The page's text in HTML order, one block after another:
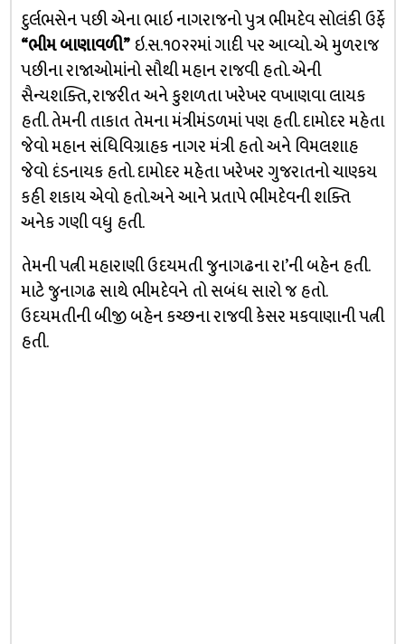
દુર્લભસેન પછી એના ભાઇ નાગરાજનો પુત્ર ભીમદેવ સોલંકી ઉર્ફે
“ભીમ બાણાવળી”ઇ.સ.૧૦૨૨માં ગાદી પર આવ્યો. એ મુળરાજ
પછીના રાજાઓમાંનો સૌથી મહાન રાજવી હતો. એની
સૈન્યશક્તિ, રાજરીત અને કુશળતા ખરેખર વખાણવા લાયક
હતી. તેમની તાકાત તેમના મંત્રીમંડળમાં પણ હતી. દામોદર મહેતા
જેવો મહાન સંધિવિગ્રાહક નાગર મંત્રી હતો અને વિમલશાહ
જેવો દંડનાયક હતો. દામોદર મહેતા ખરેખર ગુજરાતનો ચાણ્કય
કહી શકાય એવો હતો.અને આને પ્રતાપે ભીમદેવની શક્તિ
અનેક ગણી વધુ હતી.
તેમની પત્ની મહારાણી ઉદયમતી જુનાગઢના રા’ની બહેન હતી.
માટે જુનાગઢ સાથે ભીમદેવને તો સબંધ સારો જ હતો.
ઉદયમતીની બીજી બહેન કચ્છના રાજવી કેસર મકવાણાની પત્ની
હતી.